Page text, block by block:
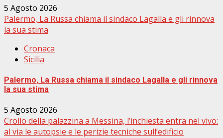
5 Agosto 2026
Palermo, La Russa chiama il sindaco Lagalla e gli rinnova
la sua stima
Cronaca
Sicilia
Palermo, La Russa chiama il sindaco Lagalla e gli rinnova
la sua stima
5 Agosto 2026
Crollo della palazzina a Messina, l’inchiesta entra nel vivo:
al via le autopsie e le perizie tecniche sull’edificio